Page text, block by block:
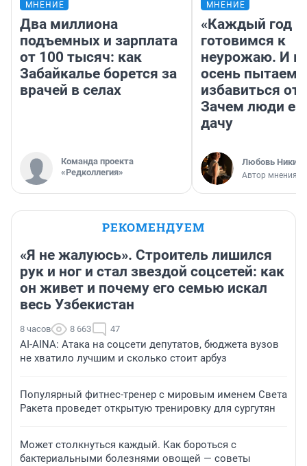
МНЕНИЕ
Два миллиона
подъемных и зарплата
от 100 тысяч: как
Забайкалье борется за
врачей в селах
Команда проекта
«Редколлегия»
МНЕНИЕ
«Каждый год
готовимся к
неурожаю. И
осень
избавиться от
Зачем люди
дачу
Любовь
Автор мнения
РЕКОМЕНДУЕМ
«Я не жалуюсь». Строитель лишился
рук и ног и стал звездой соцсетей: как
он живет и почему его семью искал
весь Узбекистан
8 часов 8 663 47
AI-AINA: Атака на соцсети депутатов, бюджета вузов
не хватило лучшим и сколько стоит арбуз
Популярный фитнес-тренер с мировым именем Света
Ракета проведет открытую тренировку для сургутян
Может столкнуться каждый. Как бороться с
бактериальными болезнями овощей — советы